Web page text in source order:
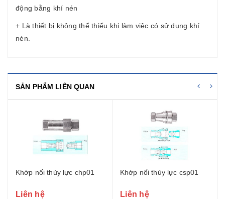
động bằng khí nén
+ Là thiết bị không thể thiếu khi làm việc có sử dụng khí
nén.
SẢN PHẨM LIÊN QUAN
Khớp nối thủy lực chp01
Liên hệ
Khớp nối thủy lực csp01
Liên hệ